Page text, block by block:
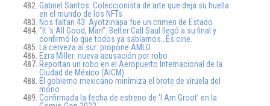
Gabriel Santos: Coleccionista de arte que deja su huella
en el mundo de los NFTs
Nos faltan 43: Ayotzinapa fue un crimen de Estado
‘’It ‘s All Good, Man’’: Better Call Saul llegó a su final y
confirmó lo que todos ya sabíamos…Es cine.
La cerveza al sur: propone AMLO
Ezra Miller: nueva acusación por robo
Reportan un robo en el Aeropuerto Internacional de la
Ciudad de México (AICM)
El gobierno mexicano minimiza el brote de viruela del
mono
Confirmada la fecha de estreno de ‘I Am Groot’ en la